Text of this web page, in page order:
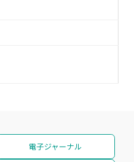
電子ジャーナル